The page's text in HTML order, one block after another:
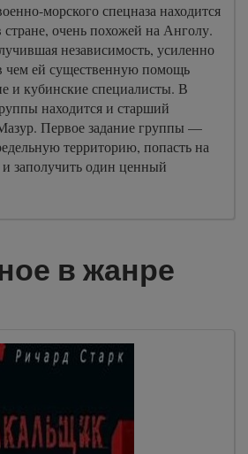
морского спецназа находится
очень похожей на Анголу.
независимость, усиленно
чем ей существенную помощь
и кубинские специалисты. В
находится и старший
Первое задание группы —
территорию, попасть на
заполучить один ценный
в жанре